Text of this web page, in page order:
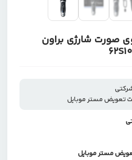
صورت شارژی براون